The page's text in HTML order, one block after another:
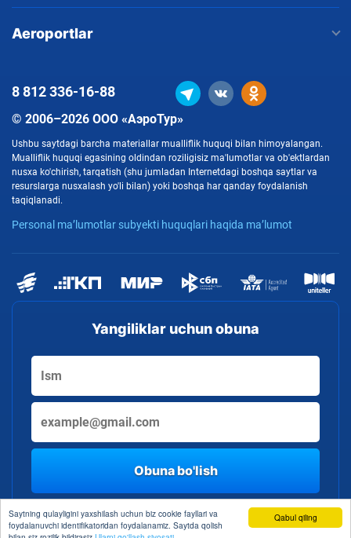
Qabul qiling
Saytning qulayligini yaxshilash uchun biz cookie fayllari va
foydalanuvchi identifikatoridan foydalanamiz. Saytda qolish
Aeroportlar
Yangiliklar uchun obuna
Obuna bo'lish
© 2006–2026 ООО «АэроТур»
Ushbu saytdagi barcha materiallar mualliflik huquqi bilan himoyalangan.
Mualliflik huquqi egasining oldindan roziligisiz ma'lumotlar va ob'ektlardan
nusxa ko'chirish, tarqatish (shu jumladan Internetdagi boshqa saytlar va
resurslarga nusxalash yo'li bilan) yoki boshqa har qanday foydalanish
taqiqlanadi.
Personal ma’lumotlar subyekti huquqlari haqida ma’lumot
8 812336-16-88